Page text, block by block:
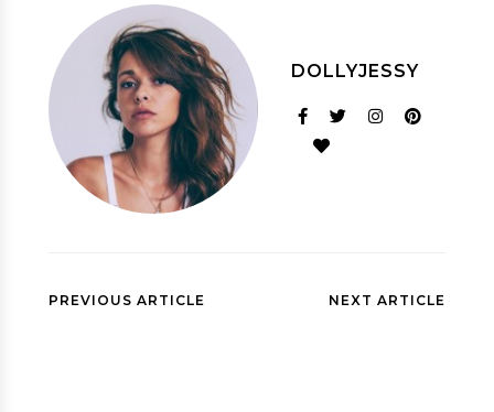
DOLLYJESSY
PREVIOUS ARTICLE NEXT ARTICLE